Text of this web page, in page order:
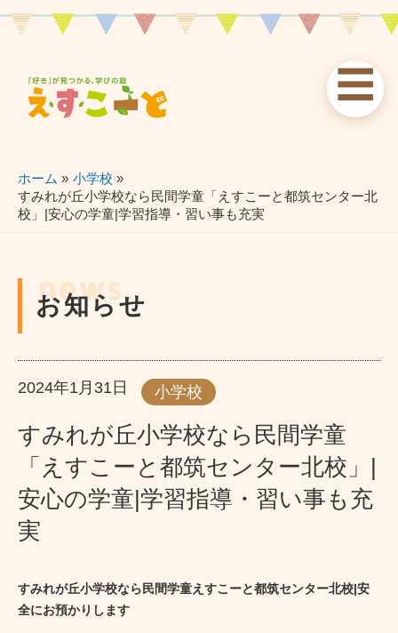
☰
お知らせ
news
えすこーと 各校案内
schools
ホーム
小学校
すみれが丘小学校なら民間学童「えすこーと都筑センター北
校」|安心の学童|学習指導・習い事も充実
news
お知らせ
2024年1月31日 小学校
すみれが丘小学校なら民間学童
「えすこーと都筑センター北校」|
安心の学童|学習指導・習い事も充
実
すみれが丘小学校なら民間学童えすこーと都筑センター北校|安
全にお預かりします